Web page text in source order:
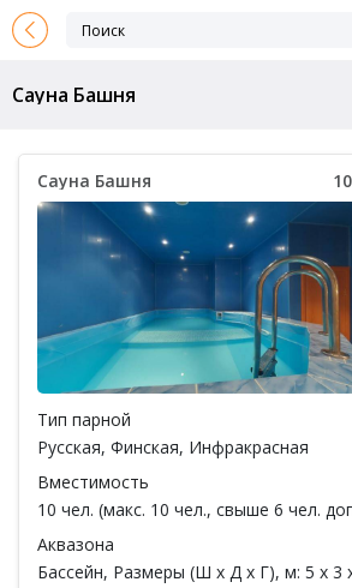
Сауна Башня
Сауна Башня
Тип парной
Русская, Финская, Инфракрасная
Вместимость
10 чел. (макс. 10 чел., свыше 6 чел.
Аквазона
Бассейн, Размеры (Ш x Д x Г), м: 5 x 3